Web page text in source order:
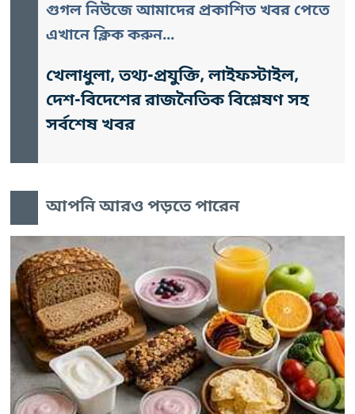
গুগল নিউজে আমাদের প্রকাশিত খবর পেতে
এখানে ক্লিক করুন...
খেলাধুলা, তথ্য-প্রযুক্তি, লাইফস্টাইল,
দেশ-বিদেশের রাজনৈতিক বিশ্লেষণ সহ
সর্বশেষ খবর
আপনি আরও পড়তে পারেন